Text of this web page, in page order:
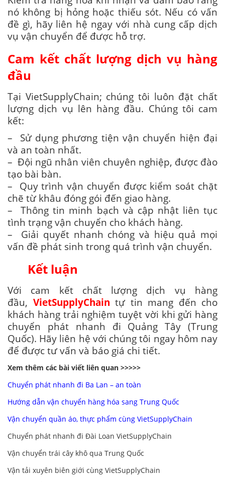
nó không bị hỏng hoặc thiếu sót. Nếu có vấn
đề gì, hãy liên hệ ngay với nhà cung cấp dịch
vụ vận chuyển để được hỗ trợ.
Cam kết chất lượng dịch vụ hàng
đầu
Tại VietSupplyChain; chúng tôi luôn đặt chất
lượng dịch vụ lên hàng đầu. Chúng tôi cam
kết:
– Sử dụng phương tiện vận chuyển hiện đại
và an toàn nhất.
– Đội ngũ nhân viên chuyên nghiệp, được đào
tạo bài bàn.
– Quy trình vận chuyển được kiểm soát chặt
chẽ từ khâu đóng gói đến giao hàng.
– Thông tin minh bạch và cập nhật liên tục
tình trạng vận chuyển cho khách hàng.
– Giải quyết nhanh chóng và hiệu quả mọi
vấn đề phát sinh trong quá trình vận chuyển.
Kết luận
Với cam kết chất lượng dịch vụ hàng
đầu, VietSupplyChain tự tin mang đến cho
khách hàng trải nghiệm tuyệt vời khi gửi hàng
chuyển phát nhanh đi Quảng Tây (Trung
Quốc). Hãy liên hệ với chúng tôi ngay hôm nay
để được tư vấn và báo giá chi tiết.
Xem thêm các bài viết liên quan >>>>>
Chuyển phát nhanh đi Ba Lan – an toàn
Hướng dẫn vận chuyển hàng hóa sang Trung Quốc
Vận chuyển quần áo, thực phẩm cùng VietSupplyChain
Chuyển phát nhanh đi Đài Loan VietSupplyChain
Vận chuyển trái cây khô qua Trung Quốc
Vận tải xuyên biên giới cùng VietSupplyChain